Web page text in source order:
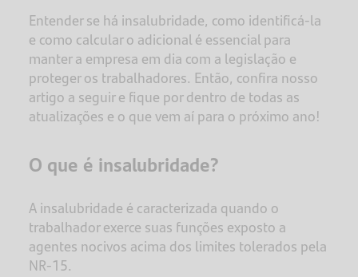
Entender se há insalubridade, como identificá-la
e como calcular o adicional é essencial para
manter a empresa em dia com a legislação e
proteger os trabalhadores. Então, confira nosso
artigo a seguir e fique por dentro de todas as
atualizações e o que vem aí para o próximo ano!
O que é insalubridade?
A insalubridade é caracterizada quando o
trabalhador exerce suas funções exposto a
agentes nocivos acima dos limites tolerados pela
NR-15.